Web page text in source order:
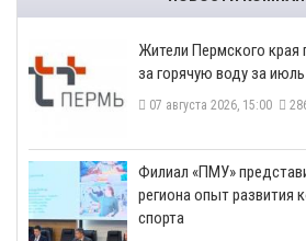
​Жители Пермского края
за горячую воду за июль
07 августа 2026, 15:00
​Филиал «ПМУ»
региона опыт развития
спорта